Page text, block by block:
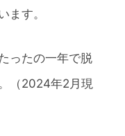
ます。
ったの一年で脱
（2024年2月現